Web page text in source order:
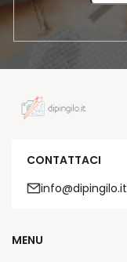
CONTATTACI
info@dipingilo.it
MENU